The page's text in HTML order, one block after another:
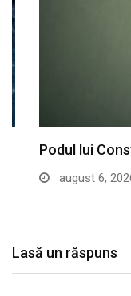
Podul lui
august 6, 2026
Lasă un răspuns